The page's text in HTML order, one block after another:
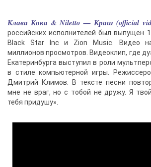
Клава Кока & Niletto — Краш (official
российских исполнителей был выпущен
Black Star Inc и Zion Music. Видео
миллионов просмотров. Видеоклип, где
Екатеринбурга выступил в роли
в стиле компьютерной игры.
Дмитрий Климов. В тексте песни
мне не враг, но с тобой не дружу. Я
тебя придушу».